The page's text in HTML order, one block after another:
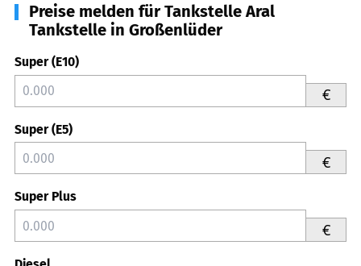
Preise melden für Tankstelle Aral
Tankstelle in Großenlüder
Super (E10)
€
Super (E5)
€
Super Plus
€